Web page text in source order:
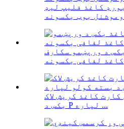
کاغذ فلیپ لیډ
بوټ بکسونه
د ورېښمو سکارف
کاغذ لفافې بکسونه
کاغذ کریش لاک
بکس د P لپاره ...